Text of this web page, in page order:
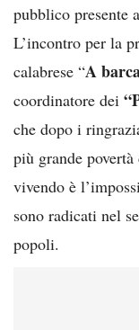
pubblico presente
L’incontro per la
calabrese “A
coordinatore dei
che dopo i
più grande
vivendo è
sono radicati nel
popoli.